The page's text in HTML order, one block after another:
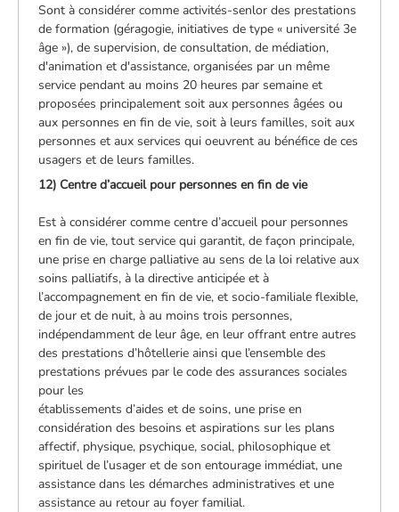
Sont à considérer comme activités-senlor des prestations
de formation (géragogie, initiatives de type « université 3e
âge »), de supervision, de consultation, de médiation,
d'animation et d'assistance, organisées par un même
service pendant au moins 20 heures par semaine et
proposées principalement soit aux personnes âgées ou
aux personnes en fin de vie, soit à leurs familles, soit aux
personnes et aux services qui oeuvrent au bénéfice de ces
usagers et de leurs familles.
12) Centre d’accueil pour personnes en fin de vie
Est à considérer comme centre d’accueil pour personnes
en fin de vie, tout service qui garantit, de façon principale,
une prise en charge palliative au sens de la loi relative aux
soins palliatifs, à la directive anticipée et à
l’accompagnement en fin de vie, et socio-familiale flexible,
de jour et de nuit, à au moins trois personnes,
indépendamment de leur âge, en leur offrant entre autres
des prestations d’hôtellerie ainsi que l’ensemble des
prestations prévues par le code des assurances sociales
pour les
établissements d’aides et de soins, une prise en
considération des besoins et aspirations sur les plans
affectif, physique, psychique, social, philosophique et
spirituel de l’usager et de son entourage immédiat, une
assistance dans les démarches administratives et une
assistance au retour au foyer familial.